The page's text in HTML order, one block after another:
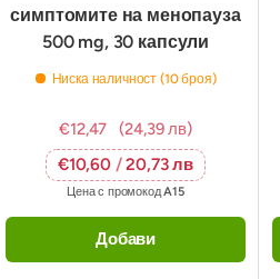
симптомите на менопауза
500 mg, 30 капсули
Ниска наличност (10 броя)
€12,47
(24,39 лв)
€10,60 /20,73 лв
Цена с промокодA15
Добави